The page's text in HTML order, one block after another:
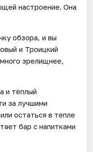
настроение. Она
обзора, и вы
и Троицкий
зрелищнее,
и тёплый
за лучшими
остаться в тепле
бар с напитками